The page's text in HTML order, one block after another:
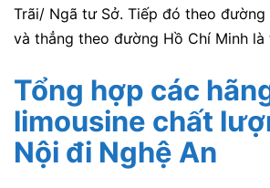
Trãi/ Ngã tư Sở. Tiếp đó theo đường
và thẳng theo đường Hồ Chí Minh là
Tổng hợp các
limousine chất
Nội đi Nghệ An